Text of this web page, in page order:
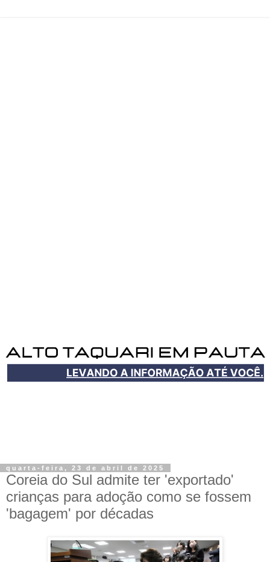
quarta-feira, 23 de abril de 2025
Coreia do Sul admite ter 'exportado'
crianças para adoção como se fossem
'bagagem' por décadas